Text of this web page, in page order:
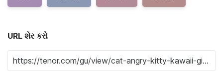
URL શેર કરો